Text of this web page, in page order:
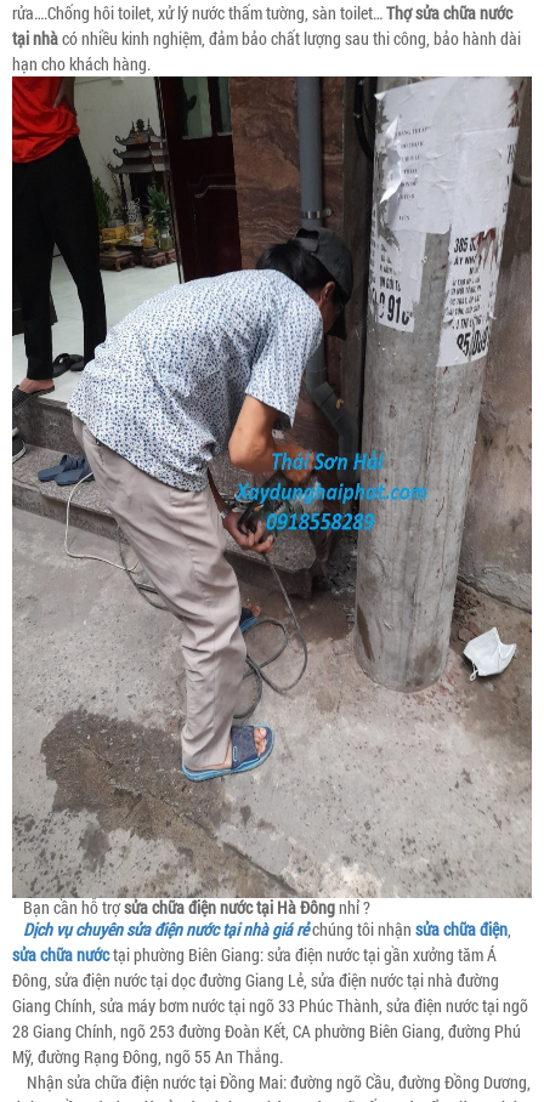
rửa….Chống hôi toilet, xử lý nước thấm tường, sàn toilet…Thợ sửa chữa nước
tại nhàcó nhiều kinh nghiệm, đảm bảo chất lượng sau thi công, bảo hành dài
hạn cho khách hàng.
Bạn cần hỗ trợsửa chữa điện nước tại Hà Đôngnhỉ ?
Dịch vụ chuyên sửa điện nước tại nhà giá rẻchúng tôi nhận sửa chữa điện,
sửa chữa nướctại phường Biên Giang: sửa điện nước tại gần xưởng tăm Á
Đông, sửa điện nước tại dọc đường Giang Lẻ, sửa điện nước tại nhà đường
Giang Chính, sửa máy bơm nước tại ngõ 33 Phúc Thành, sửa điện nước tại ngõ
28 Giang Chính, ngõ 253 đường Đoàn Kết, CA phường Biên Giang, đường Phú
Mỹ, đường Rạng Đông, ngõ 55 An Thắng.
Nhận sửa chữa điện nước tại Đồng Mai: đường ngõ Cầu, đường Đồng Dương,